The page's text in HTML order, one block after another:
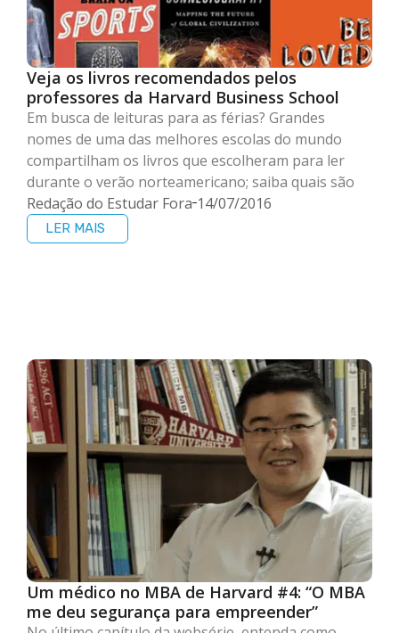
Veja os livros recomendados pelos
professores da Harvard Business School
Em busca de leituras para as férias? Grandes
nomes de uma das melhores escolas do mundo
compartilham os livros que escolheram para ler
durante o verão norteamericano; saiba quais são
Redação do Estudar Fora 14/07/2016
LER MAIS
Um médico no MBA de Harvard #4: “O MBA
me deu segurança para empreender”